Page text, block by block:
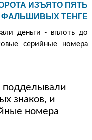
ИЗЪЯТО ПЯТЬ
ФАЛЬШИВЫХ ТЕНГЕ
деньги - вплоть до
серийные номера
подделывали
знаков, и
номера